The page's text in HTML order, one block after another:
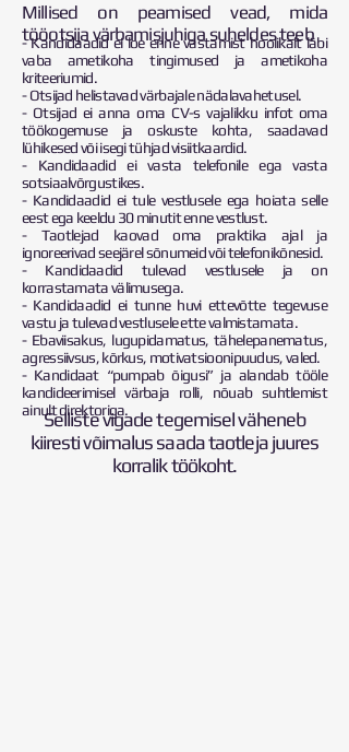
Millised on peamised vead, mida
tööotsija värbamisjuhiga suheldes teeb
- Kandidaadid ei loe enne vastamist hoolikalt läbi
vaba ametikoha tingimused ja ametikoha
kriteeriumid.
- Otsijad helistavad värbajale nädalavahetusel.
- Otsijad ei anna oma CV-s vajalikku infot oma
töökogemuse ja oskuste kohta, saadavad
lühikesed või isegi tühjad visiitkaardid.
- Kandidaadid ei vasta telefonile ega vasta
sotsiaalvõrgustikes.
- Kandidaadid ei tule vestlusele ega hoiata selle
eest ega keeldu 30 minutit enne vestlust.
- Taotlejad kaovad oma praktika ajal ja
ignoreerivad seejärel sõnumeid või telefonikõnesid.
- Kandidaadid tulevad vestlusele ja on
korrastamata välimusega.
- Kandidaadid ei tunne huvi ettevõtte tegevuse
vastu ja tulevad vestlusele ette valmistamata.
- Ebaviisakus, lugupidamatus, tähelepanematus,
agressiivsus, kõrkus, motivatsioonipuudus, valed.
- Kandidaat “pumpab õigusi” ja alandab tööle
kandideerimisel värbaja rolli, nõuab suhtlemist
ainult direktoriga.
Selliste vigade tegemisel väheneb
kiiresti võimalus saada taotleja juures
korralik töökoht.